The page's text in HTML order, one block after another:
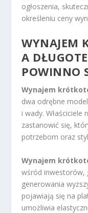
ogłoszenia,
określeniu ceny
WYNAJEM
A
POWINNO
Wynajem
dwa odrębne
i wady. Właściciele
zastanowić się,
potrzebom oraz
Wynajem
wśród inwestorów,
generowania
pojawiają się na
umożliwia